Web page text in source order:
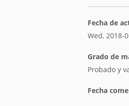
Fecha de
Wed, 2018-
Grado de
Probado y
Fecha